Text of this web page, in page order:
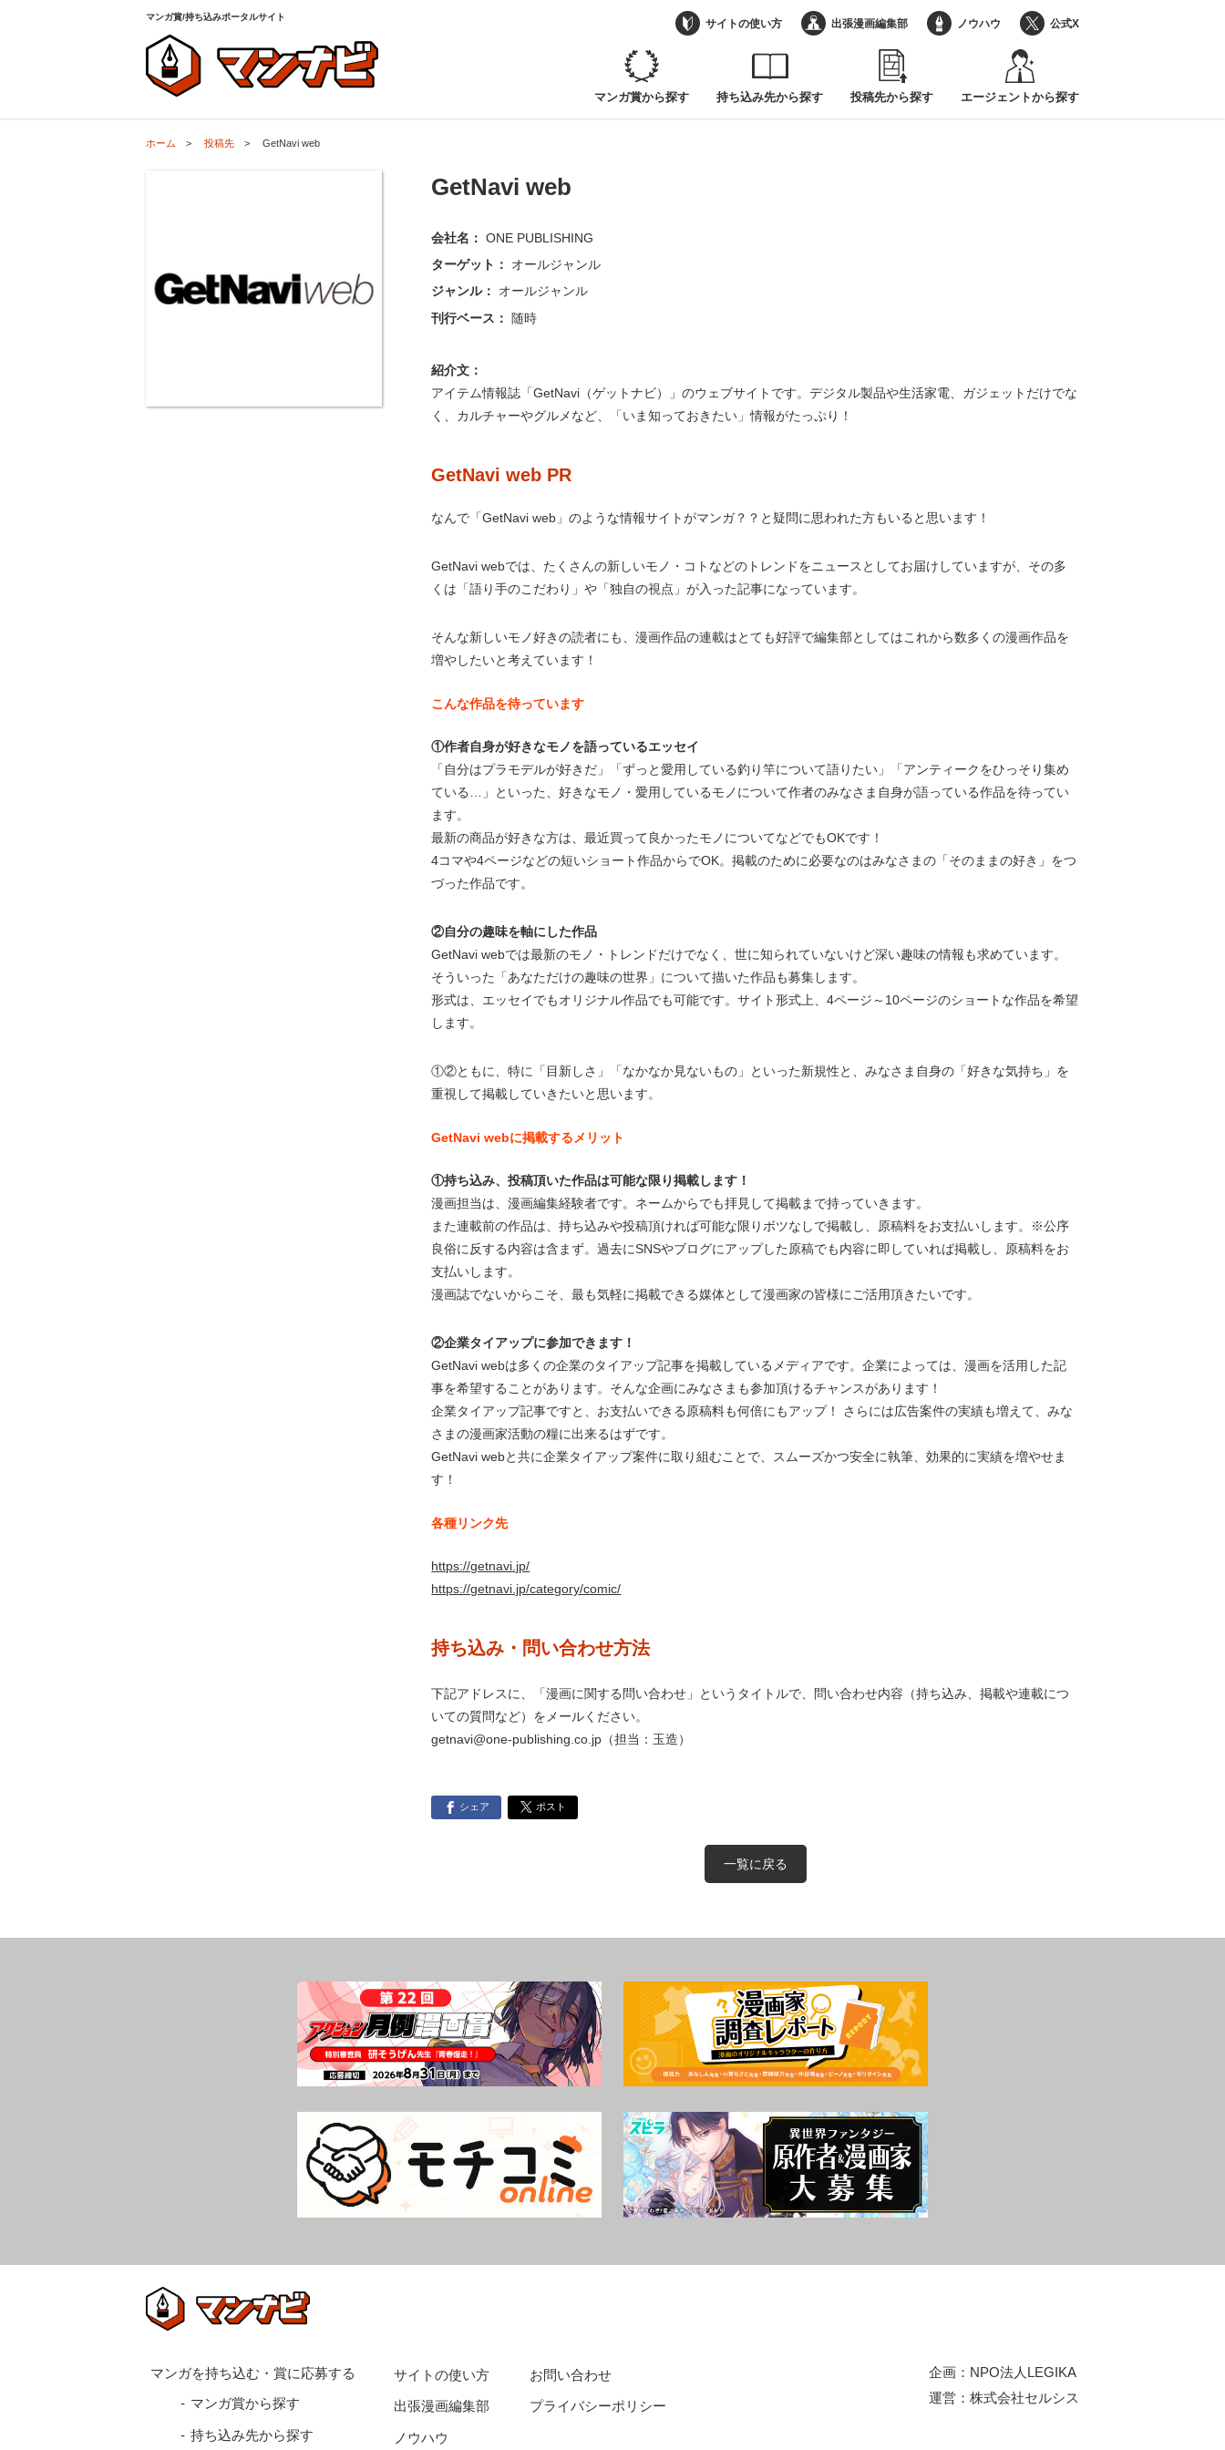
マンガ賞/持ち込みポータルサイト
マンガ賞から探す 持ち込み先から探す 投稿先から探す エージェントから探す
サイトの使い方 出張漫画編集部 ノウハウ 公式X
ホーム > 投稿先 > GetNavi web
GetNavi web
会社名： ONE PUBLISHING
ターゲット：
オールジャンル
ジャンル：
オールジャンル
刊行ベース： 随時
紹介文：
アイテム情報誌「GetNavi（ゲットナビ）」のウェブサイトです。デジタル製品や生活家電、ガジェットだけでな
く、カルチャーやグルメなど、「いま知っておきたい」情報がたっぷり！
GetNavi web PR
なんで「GetNavi web」のような情報サイトがマンガ？？と疑問に思われた方もいると思います！
GetNavi webでは、たくさんの新しいモノ・コトなどのトレンドをニュースとしてお届けしていますが、その多
くは「語り手のこだわり」や「独自の視点」が入った記事になっています。
そんな新しいモノ好きの読者にも、漫画作品の連載はとても好評で編集部としてはこれから数多くの漫画作品を
増やしたいと考えています！
こんな作品を待っています
①作者自身が好きなモノを語っているエッセイ
「自分はプラモデルが好きだ」「ずっと愛用している釣り竿について語りたい」「アンティークをひっそり集め
ている…」といった、好きなモノ・愛用しているモノについて作者のみなさま自身が語っている作品を待ってい
ます。
最新の商品が好きな方は、最近買って良かったモノについてなどでもOKです！
4コマや4ページなどの短いショート作品からでOK。掲載のために必要なのはみなさまの「そのままの好き」をつ
づった作品です。
②自分の趣味を軸にした作品
GetNavi webでは最新のモノ・トレンドだけでなく、世に知られていないけど深い趣味の情報も求めています。
そういった「あなただけの趣味の世界」について描いた作品も募集します。
形式は、エッセイでもオリジナル作品でも可能です。サイト形式上、4ページ～10ページのショートな作品を希望
します。
①②ともに、特に「目新しさ」「なかなか見ないもの」といった新規性と、みなさま自身の「好きな気持ち」を
重視して掲載していきたいと思います。
GetNavi webに掲載するメリット
①持ち込み、投稿頂いた作品は可能な限り掲載します！
漫画担当は、漫画編集経験者です。ネームからでも拝見して掲載まで持っていきます。
また連載前の作品は、持ち込みや投稿頂ければ可能な限りボツなしで掲載し、原稿料をお支払いします。※公序
良俗に反する内容は含まず。過去にSNSやブログにアップした原稿でも内容に即していれば掲載し、原稿料をお
支払いします。
漫画誌でないからこそ、最も気軽に掲載できる媒体として漫画家の皆様にご活用頂きたいです。
②企業タイアップに参加できます！
GetNavi webは多くの企業のタイアップ記事を掲載しているメディアです。企業によっては、漫画を活用した記
事を希望することがあります。そんな企画にみなさまも参加頂けるチャンスがあります！
企業タイアップ記事ですと、お支払いできる原稿料も何倍にもアップ！ さらには広告案件の実績も増えて、みな
さまの漫画家活動の糧に出来るはずです。
GetNavi webと共に企業タイアップ案件に取り組むことで、スムーズかつ安全に執筆、効果的に実績を増やせま
す！
各種リンク先
https://getnavi.jp/
https://getnavi.jp/category/comic/
持ち込み・問い合わせ方法
下記アドレスに、「漫画に関する問い合わせ」というタイトルで、問い合わせ内容（持ち込み、掲載や連載につ
いての質問など）をメールください。
getnavi@one-publishing.co.jp（担当：玉造）
シェア ポスト
一覧に戻る
マンガ賞から探す
持ち込み先から探す
サイトの使い方
出張漫画編集部
ノウハウ
お問い合わせ
プライバシーポリシー
企画： NPO法人LEGIKA
運営： 株式会社セルシス